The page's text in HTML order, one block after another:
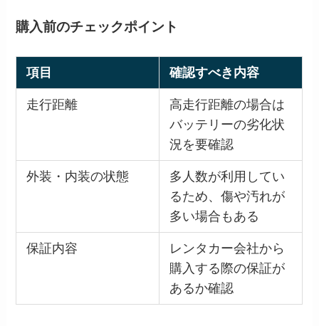
購入前のチェックポイント
項目 確認すべき内容
走行距離
高走行距離の場合は
バッテリーの劣化状
況を要確認
外装・内装の状態
多人数が利用してい
るため、傷や汚れが
多い場合もある
保証内容
レンタカー会社から
購入する際の保証が
あるか確認